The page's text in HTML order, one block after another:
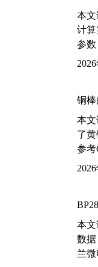
本文
计算
参数
铜
本
了
参考
本文
数
兰微